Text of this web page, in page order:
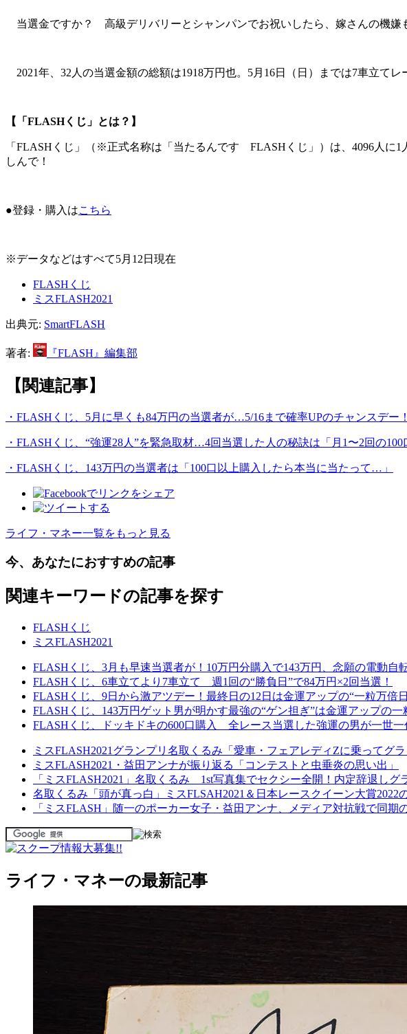
当選金ですか？ 高級デリバリーとシャンパンでお祝いしたら、嫁さんの機嫌
2021年、32人の当選金額の総額は1918万円也。5月16日（日）までは7車立てレ
【「FLASHくじ」とは？】
「FLASHくじ」（※正式名称は「当たるんです FLASHくじ」）は、4096人に
しんで！
●登録・購入はこちら
※データなどはすべて5月12日現在
FLASHくじ
ミスFLASH2021
出典元: SmartFLASH
著者: 『FLASH』編集部
【関連記事】
・FLASHくじ、5月に早くも84万円の当選者が…5/16まで確率UPのチャンスデー！
・FLASHくじ、“強運28人”を緊急取材…4回当選した人の秘訣は「月1〜2回の100
・FLASHくじ、143万円の当選者は「100口以上購入したら本当に当たって…」
ライフ・マネー一覧をもっと見る
今、あなたにおすすめの記事
関連キーワードの記事を探す
FLASHくじ
ミスFLASH2021
FLASHくじ、3月も早速当選者が！10万円分購入で143万円、念願の電動自
FLASHくじ、6車立てより7車立て 週1回の“勝負日”で84万円×2回当選！
FLASHくじ、9日から激アツデー！最終日の12日は金運アップの“一粒万倍
FLASHくじ、143万円ゲット男が明かす最強の“ゲン担ぎ”は金運アップの一
FLASHくじ、ドッキドキの600口購入 全レース当選した強運の男が一世一
ミスFLASH2021グランプリ名取くるみ「愛車・フェアレディZに乗ってグ
ミスFLASH2021・益田アンナが振り返る「コンテストと虫垂炎の思い出」
「ミスFLASH2021」名取くるみ 1st写真集でセクシー全開！内定辞退しグ
名取くるみ「頭が真っ白」ミスFLSAH2021＆日本レースクイーン大賞2022
「ミスFLASH」随一のポーカー女子・益田アンナ、メディア対抗戦で同期
ライフ・マネーの最新記事